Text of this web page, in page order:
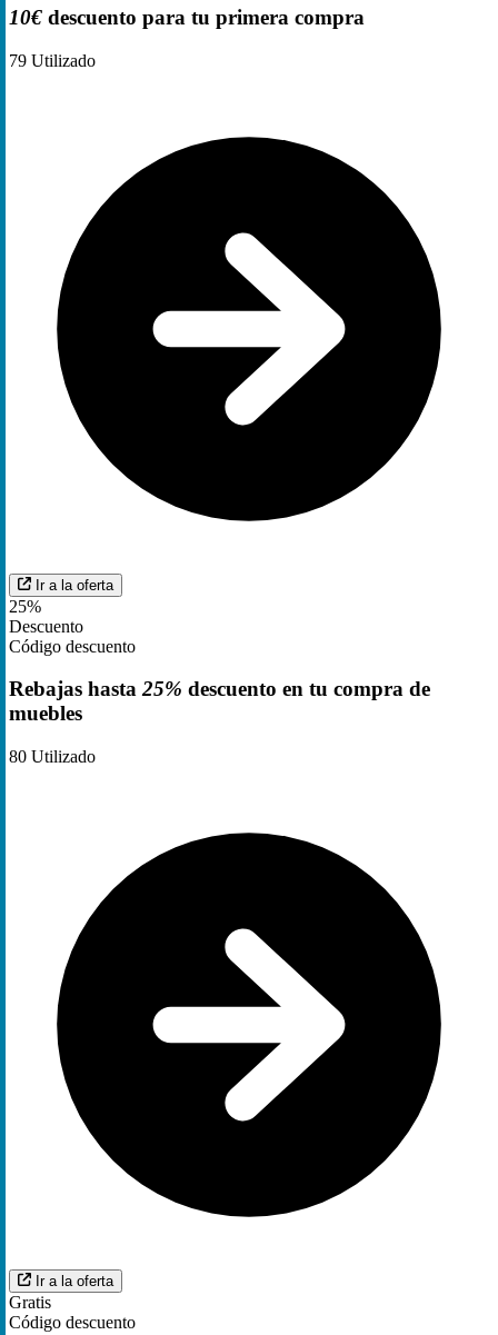
10€ descuento para tu primera compra
79 Utilizado
Ir a la oferta
25%
Descuento
Código descuento
Rebajas hasta25% descuento en tu compra de
muebles
80 Utilizado
Ir a la oferta
Gratis
Código descuento